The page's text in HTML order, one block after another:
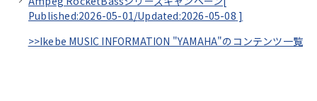
Published:2026-05-01/Updated:2026-05-08 ]
>>Ikebe MUSIC INFORMATION "YAMAHA"のコンテンツ一覧